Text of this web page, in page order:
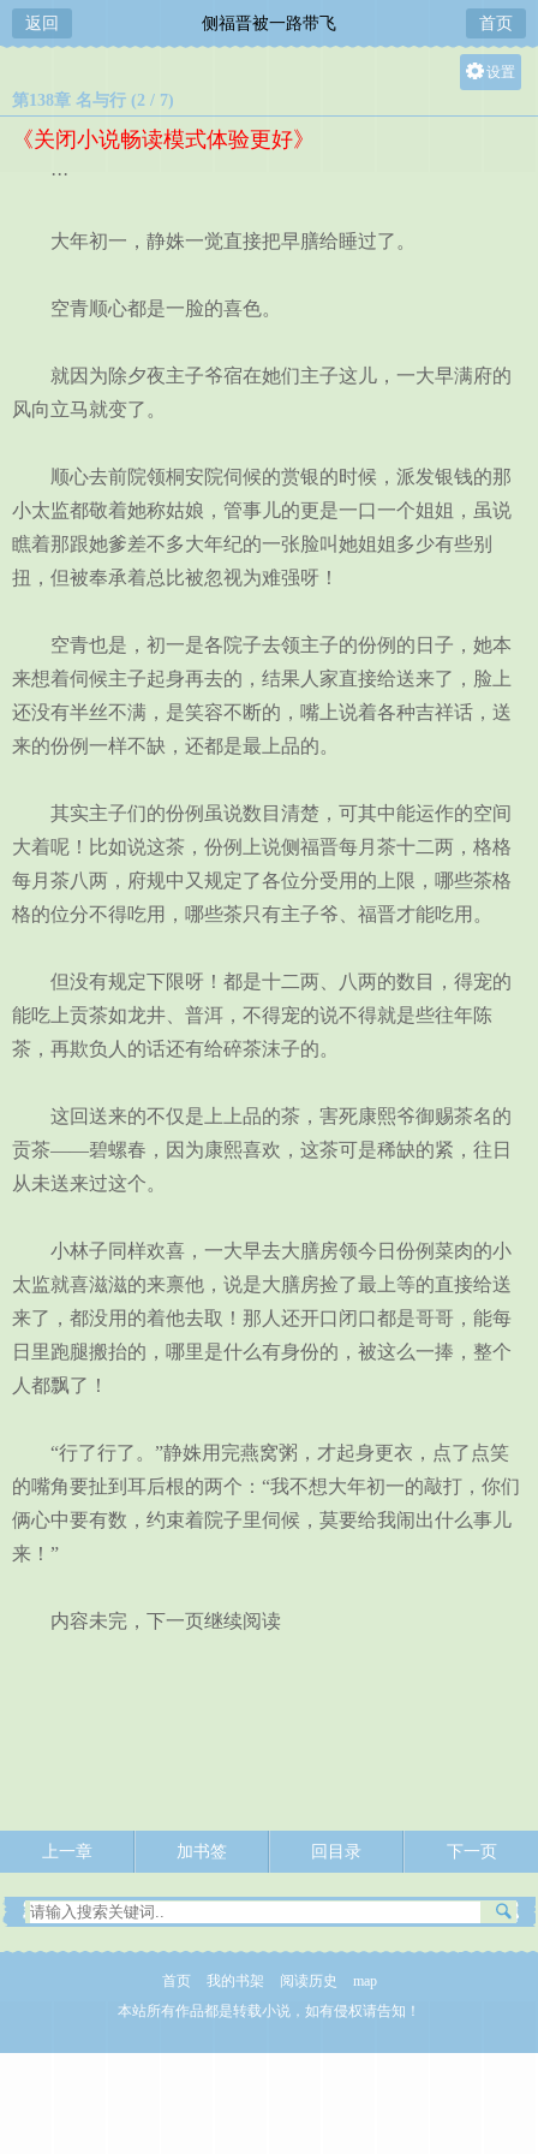
返回 侧福晋被一路带飞 首页
设置
第138章 名与行 (2 / 7)
《关闭小说畅读模式体验更好》
···
大年初一，静姝一觉直接把早膳给睡过了。
空青顺心都是一脸的喜色。
就因为除夕夜主子爷宿在她们主子这儿，一大早满府的
风向立马就变了。
顺心去前院领桐安院伺候的赏银的时候，派发银钱的那
小太监都敬着她称姑娘，管事儿的更是一口一个姐姐，虽说
瞧着那跟她爹差不多大年纪的一张脸叫她姐姐多少有些别
扭，但被奉承着总比被忽视为难强呀！
空青也是，初一是各院子去领主子的份例的日子，她本
来想着伺候主子起身再去的，结果人家直接给送来了，脸上
还没有半丝不满，是笑容不断的，嘴上说着各种吉祥话，送
来的份例一样不缺，还都是最上品的。
其实主子们的份例虽说数目清楚，可其中能运作的空间
大着呢！比如说这茶，份例上说侧福晋每月茶十二两，格格
每月茶八两，府规中又规定了各位分受用的上限，哪些茶格
格的位分不得吃用，哪些茶只有主子爷、福晋才能吃用。
但没有规定下限呀！都是十二两、八两的数目，得宠的
能吃上贡茶如龙井、普洱，不得宠的说不得就是些往年陈
茶，再欺负人的话还有给碎茶沫子的。
这回送来的不仅是上上品的茶，害死康熙爷御赐茶名的
贡茶——碧螺春，因为康熙喜欢，这茶可是稀缺的紧，往日
从未送来过这个。
小林子同样欢喜，一大早去大膳房领今日份例菜肉的小
太监就喜滋滋的来禀他，说是大膳房捡了最上等的直接给送
来了，都没用的着他去取！那人还开口闭口都是哥哥，能每
日里跑腿搬抬的，哪里是什么有身份的，被这么一捧，整个
人都飘了！
“行了行了。”静姝用完燕窝粥，才起身更衣，点了点笑
的嘴角要扯到耳后根的两个：“我不想大年初一的敲打，你们
俩心中要有数，约束着院子里伺候，莫要给我闹出什么事儿
来！”
内容未完，下一页继续阅读
上一章 加书签 回目录 下一页
首页 我的书架 阅读历史
map
本站所有作品都是转载小说，如有侵权请告知！